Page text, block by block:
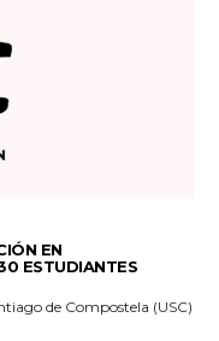
EN
ESTUDIANTES
de Compostela (USC)